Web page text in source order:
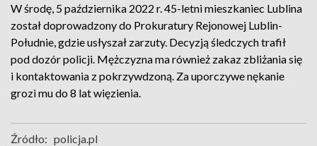
W środę, 5 października 2022 r. 45-letni mieszkaniec Lublina
został doprowadzony do Prokuratury Rejonowej Lublin-
Południe, gdzie usłyszał zarzuty. Decyzją śledczych trafił
pod dozór policji. Mężczyzna ma również zakaz zbliżania się
i kontaktowania z pokrzywdzoną. Za uporczywe nękanie
grozi mu do 8 lat więzienia.
Źródło: policja.pl